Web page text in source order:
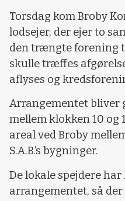
Torsdag kom Broby
lodsejer, der ejer to
den trængte forening
skulle træffes
aflyses og
Arrangementet bliver
mellem klokken 10 og
areal ved Broby
S.A.B.’s bygninger.
De lokale spejdere
arrangementet, så